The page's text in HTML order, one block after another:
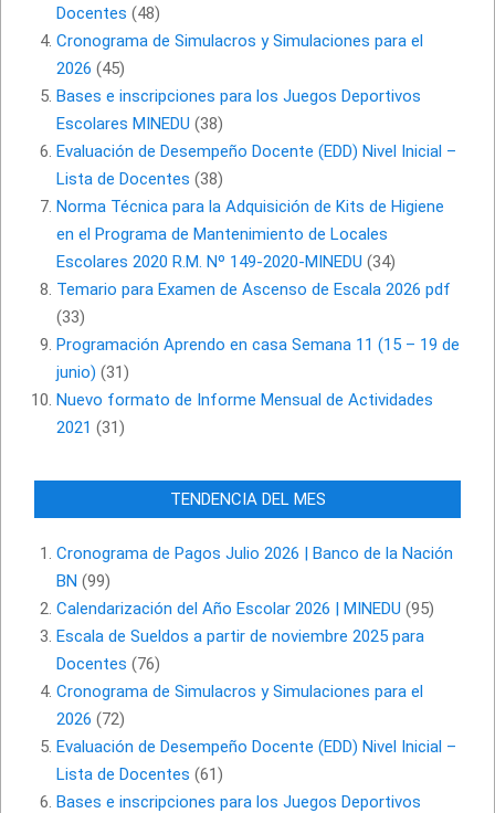
Docentes (48)
Cronograma de Simulacros y Simulaciones para el
2026 (45)
Bases e inscripciones para los Juegos Deportivos
Escolares MINEDU (38)
Evaluación de Desempeño Docente (EDD) Nivel Inicial –
Lista de Docentes (38)
Norma Técnica para la Adquisición de Kits de Higiene
en el Programa de Mantenimiento de Locales
Escolares 2020 R.M. Nº 149-2020-MINEDU (34)
Temario para Examen de Ascenso de Escala 2026 pdf
(33)
Programación Aprendo en casa Semana 11 (15 – 19 de
junio) (31)
Nuevo formato de Informe Mensual de Actividades
2021 (31)
TENDENCIA DEL MES
Cronograma de Pagos Julio 2026 | Banco de la Nación
BN (99)
Calendarización del Año Escolar 2026 | MINEDU (95)
Escala de Sueldos a partir de noviembre 2025 para
Docentes (76)
Cronograma de Simulacros y Simulaciones para el
2026 (72)
Evaluación de Desempeño Docente (EDD) Nivel Inicial –
Lista de Docentes (61)
Bases e inscripciones para los Juegos Deportivos